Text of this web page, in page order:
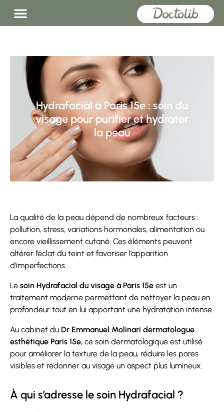
Hydrafacial à Paris 15e : soin du
visage pour purifier et hydrater
la peau
La qualité de la peau dépend de nombreux facteurs :
pollution, stress, variations hormonales, alimentation ou
encore vieillissement cutané. Ces éléments peuvent
altérer l’éclat du teint et favoriser l’apparition
d’imperfections.
Le soin Hydrafacial du visage à Paris 15e est un
traitement moderne permettant de nettoyer la peau en
profondeur tout en lui apportant une hydratation intense.
Au cabinet du Dr Emmanuel Molinari dermatologue
esthétique Paris 15e, ce soin dermatologique est utilisé
pour améliorer la texture de la peau, réduire les pores
visibles et redonner au visage un aspect plus lumineux.
À qui s’adresse le soin Hydrafacial ?